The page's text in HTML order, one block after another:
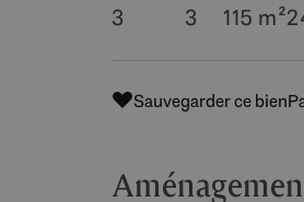
3 3 115 m²
Sauvegarder ce bien